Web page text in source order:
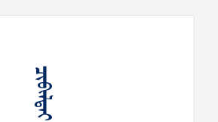
ᠴᠢᠪᠢᠯᠲᠡᠢ